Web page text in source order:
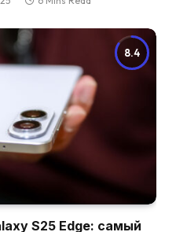
8.4
S25 Edge: самый